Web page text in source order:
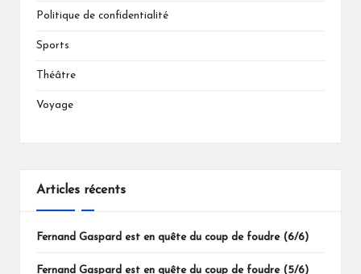
Politique de confidentialité
Sports
Théâtre
Voyage
Articles récents
Fernand Gaspard est en quête du coup de foudre (6/6)
Fernand Gaspard est en quête du coup de foudre (5/6)